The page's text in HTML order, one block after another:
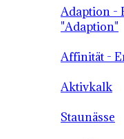
Adaption -
"Adaption"
Affinität -
Aktivkalk
Staunässe